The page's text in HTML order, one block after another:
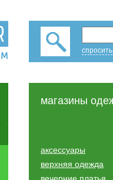
магазины
аксессуары
верхняя одежда